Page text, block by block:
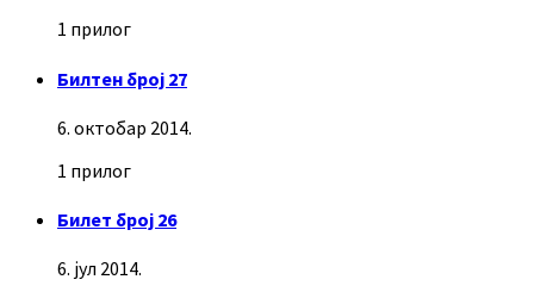
1 прилог
Билтен број 27
6. октобар 2014.
1 прилог
Билет број 26
6. јул 2014.